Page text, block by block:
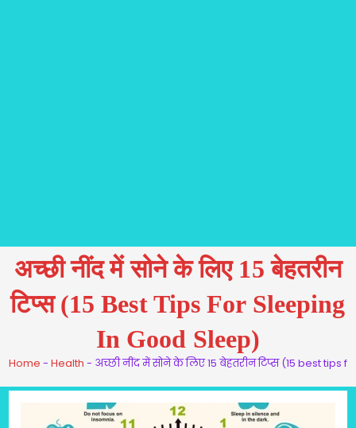
अच्छी नींद में सोने के लिए 15 बेहतरीन
टिप्स (15 Best Tips For Sleeping
In Good Sleep)
Home -Health - अच्छी नींद में सोने के लिए 15 बेहतरीन टिप्स (15 best